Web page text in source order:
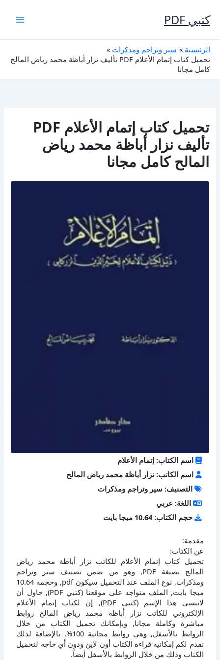
إلى
المحتوى
كتبي PDF
الرئيسية
سير وتراجم ومذكرات
تحميل كتاب إتمام الأعلام PDF تأليف نزار أباظة محمد رياض المالح
كامل مجانا
تحميل كتاب إتمام الأعلام PDF
تأليف نزار أباظة محمد رياض
المالح كامل مجانا
اسم الكتاب: إتمام الأعلام
اسم الكاتب: نزار أباظة محمد رياض المالح
التصنيف: سير وتراجم ومذكرات
اللغة: عربي
حجم الكتاب: 10.64 ميجا بايت
مقدمة:
عن الكتاب:
تحميل كتاب إتمام الأعلام للكاتب نزار أباظة محمد رياض
المالح بصيغة PDF, وهو من ضمن تصنيف سير وتراجم
ومذكرات, نوع الملف عند التحميل سيكون pdf, وحجمه 10.64
ميجا بايت, الملف متواجد على موقعنا (كتبي PDF), حاول أن
لاتنسى هذا الإسم (كتبي PDF), إن لكتاب إتمام الأعلام
الإلكتروني للكاتب نزار أباظة محمد رياض المالح روابط
مباشرة وكاملة مجانا, وبإمكانك تحميل الكتاب من خلال
الروابط بالأسفل, وهي روابط مجانية 100%, بالإضافة لذلك
نقدم لكم إمكانية قراءة الكتاب أون لاين ودون أي حاجة لتحميل
الكتاب وذلك من خلال الروابط بالأسفل أيضاً.